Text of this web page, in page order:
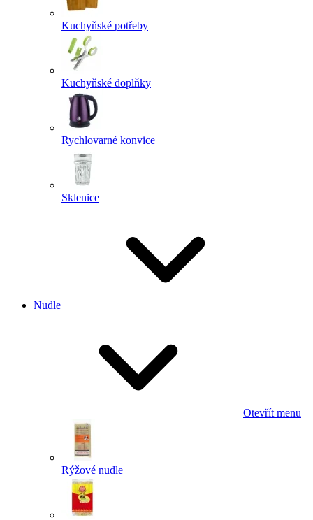
Kuchyňské potřeby
Kuchyňské doplňky
Rychlovarné konvice
Sklenice
Nudle
Otevřít menu
Rýžové nudle